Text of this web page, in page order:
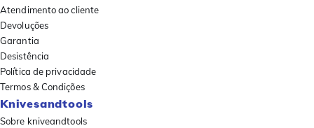
Atendimento ao cliente
Devoluções
Garantia
Desistência
Política de privacidade
Termos & Condições
Knivesandtools
Sobre kniveandtools